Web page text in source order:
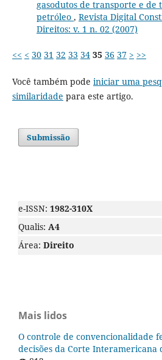
gasodutos de transporte e de
petróleo , Revista Digital
Direitos: v. 1 n. 02 (2007)
<< < 30 31 32 33 34 35 36 37 > >>
Você também pode iniciar uma
similaridade para este artigo.
Submissão
e-ISSN: 1982-310X
Qualis: A4
Área: Direito
Mais lidos
O controle de convencionalidade
decisões da Corte Interamericana